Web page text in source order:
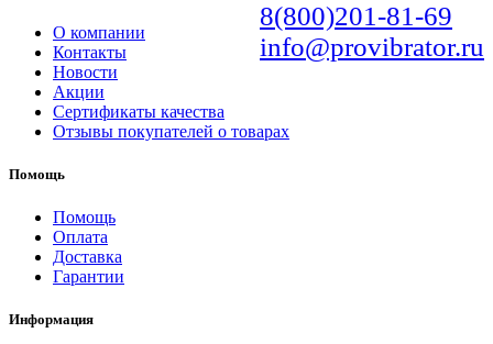
8(800)201-81-69
info@provibrator.ru
О компании
Контакты
Новости
Акции
Сертификаты качества
Отзывы покупателей о товарах
Помощь
Помощь
Оплата
Доставка
Гарантии
Информация